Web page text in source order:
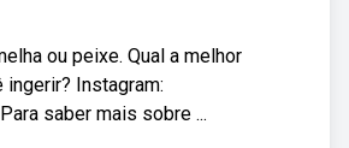
ou peixe. Qual a melhor
ingerir? Instagram:
saber mais sobre ...